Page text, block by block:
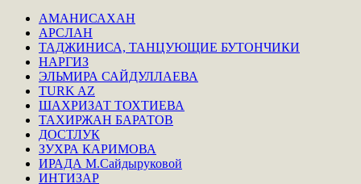
АМАНИСАХАН
АРСЛАН
ТАДЖИНИСА, ТАНЦУЮЩИЕ БУТОНЧИКИ
НАРГИЗ
ЭЛЬМИРА САЙДУЛЛАЕВА
TURK AZ
ШАХРИЗАТ ТОХТИЕВА
ТАХИРЖАН БАРАТОВ
ДОСТЛУК
ЗУХРА КАРИМОВА
ИРАДА М.Сайдыруковой
ИНТИЗАР